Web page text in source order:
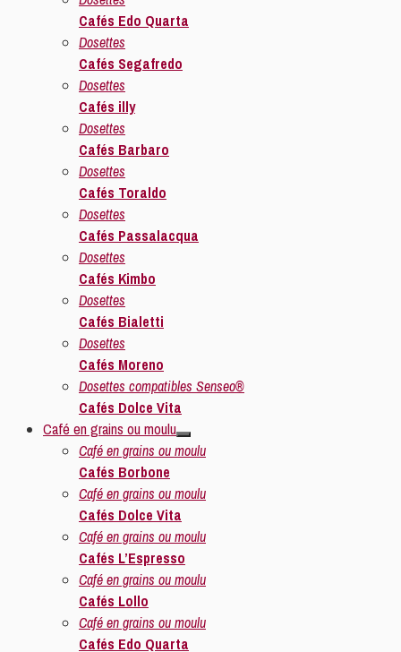
Cafés Edo Quarta
Dosettes
Cafés Segafredo
Dosettes
Cafés illy
Dosettes
Cafés Barbaro
Dosettes
Cafés Toraldo
Dosettes
Cafés Passalacqua
Dosettes
Cafés Kimbo
Dosettes
Cafés Bialetti
Dosettes
Cafés Moreno
Dosettes compatibles Senseo®
Cafés Dolce Vita
Café en grains ou moulu
Café en grains ou moulu
Cafés Borbone
Café en grains ou moulu
Cafés Dolce Vita
Café en grains ou moulu
Cafés L’Espresso
Café en grains ou moulu
Cafés Lollo
Café en grains ou moulu
Cafés Edo Quarta